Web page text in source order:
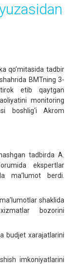
qo’mitasida tadbir
BMTning 3-
etib qaytgan
monitoring
boshlig‘i Akrom
tadbirda A.
ekspertlar
ma’lumot berdi.
shaklida
bozorini
budjet xarajatlarini
imkoniyatlarini